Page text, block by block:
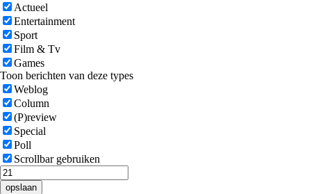
Actueel
Entertainment
Sport
Film & Tv
Games
Toon berichten van deze types
Weblog
Column
(P)review
Special
Poll
Scrollbar gebruiken
opslaan